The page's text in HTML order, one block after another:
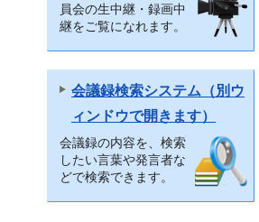
員会の生中継・録画中
継をご覧になれます。
会議録検索システム（別ウ
ィンドウで開きます）
会議録の内容を、検索
したい言葉や発言者な
どで検索できます。